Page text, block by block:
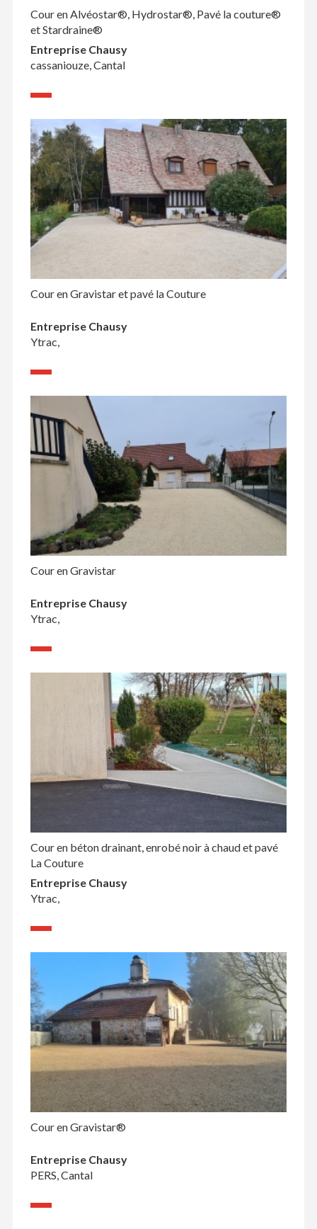
Cour en Alvéostar®, Hydrostar®, Pavé la couture®
et Stardraine®
Entreprise Chausy
cassaniouze, Cantal
Cour en Gravistar et pavé la Couture
Entreprise Chausy
Ytrac,
Cour en Gravistar
Entreprise Chausy
Ytrac,
Cour en béton drainant, enrobé noir à chaud et pavé
La Couture
Entreprise Chausy
Ytrac,
Cour en Gravistar®
Entreprise Chausy
PERS, Cantal